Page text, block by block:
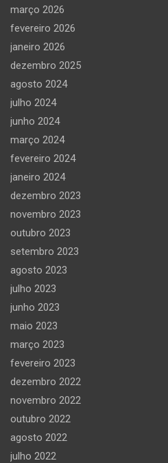
março 2026
fevereiro 2026
janeiro 2026
dezembro 2025
agosto 2024
julho 2024
junho 2024
março 2024
fevereiro 2024
janeiro 2024
dezembro 2023
novembro 2023
outubro 2023
setembro 2023
agosto 2023
julho 2023
junho 2023
maio 2023
março 2023
fevereiro 2023
dezembro 2022
novembro 2022
outubro 2022
agosto 2022
julho 2022